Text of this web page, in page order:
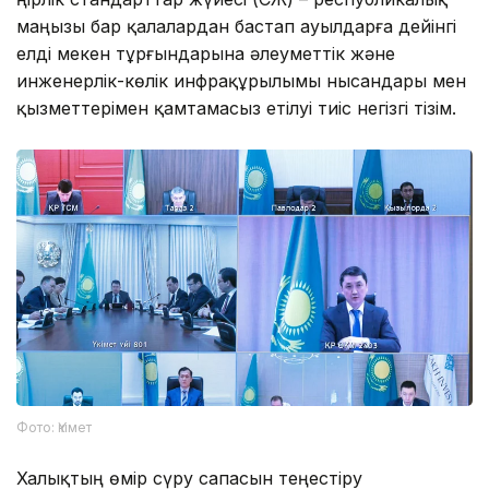
маңызы бар қалалардан бастап ауылдарға дейінгі
елді мекен тұрғындарына әлеуметтік және
инженерлік-көлік инфрақұрылымы нысандары мен
қызметтерімен қамтамасыз етілуі тиіс негізгі тізім.
Фото: Үкімет
Халықтың өмір сүру сапасын теңестіру